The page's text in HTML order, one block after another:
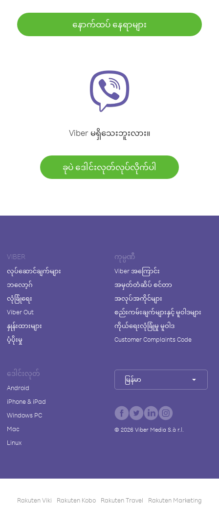
နောက်ထပ် နေရာများ
Viber မရှိသေးဘူးလား။
ခုပဲ ဒေါင်းလုတ်လုပ်လိုက်ပါ
VIBER
လုပ်ဆောင်ချက်များ
ဘလော့ဂ်
လုံခြုံရေး
Viber Out
နှုန်းထားများ
ပံ့ပိုးမှု
ကုမ္ပဏီ
Viber အကြောင်း
အမှတ်တံဆိပ် စင်တာ
အလုပ်အကိုင်များ
စည်းကမ်းချက်များနှင့် မူဝါဒများ
ကိုယ်ရေးလုံခြုံမှု မူဝါဒ
Customer Complaints Code
ဒေါင်းလုတ်
Android
iPhone & iPad
Windows PC
Mac
Linux
မြန်မာ
© 2026Viber Media S.à r.l.
Rakuten Viki Rakuten Kobo Rakuten Travel Rakuten Marketing